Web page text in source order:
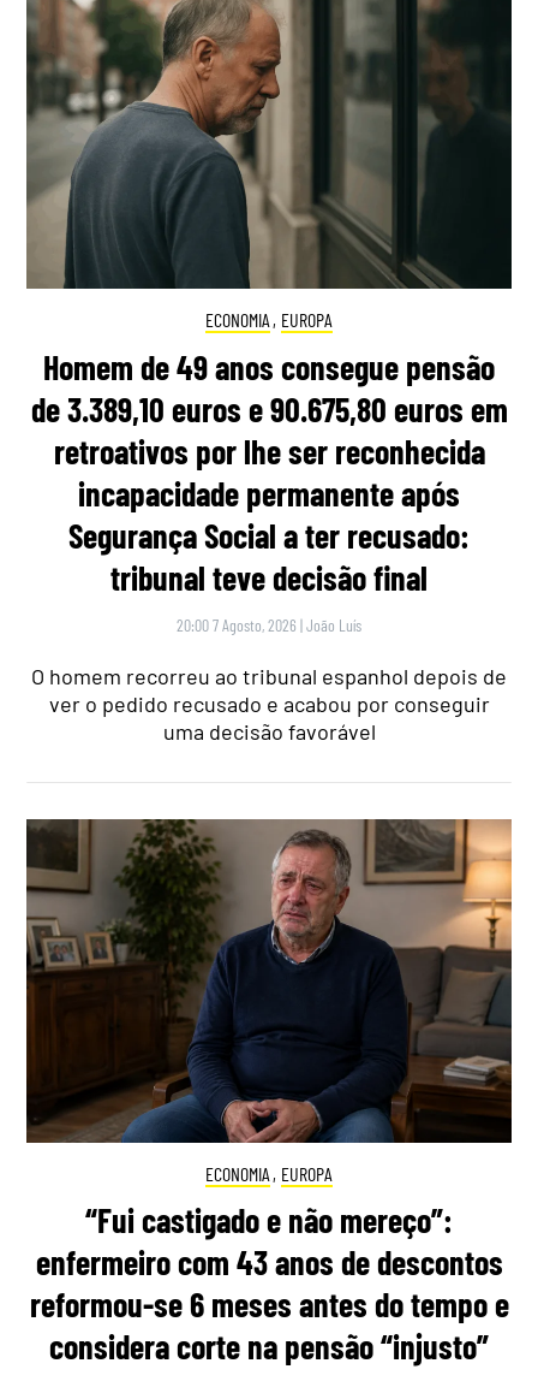
ECONOMIA , EUROPA
Homem de 49 anos consegue pensão
de 3.389,10 euros e 90.675,80 euros em
retroativos por lhe ser reconhecida
incapacidade permanente após
Segurança Social a ter recusado:
tribunal teve decisão final
20:00 7 Agosto, 2026 |João Luís
O homem recorreu ao tribunal espanhol depois de
ver o pedido recusado e acabou por conseguir
uma decisão favorável
ECONOMIA , EUROPA
“Fui castigado e não mereço”:
enfermeiro com 43 anos de descontos
reformou-se 6 meses antes do tempo e
considera corte na pensão “injusto”